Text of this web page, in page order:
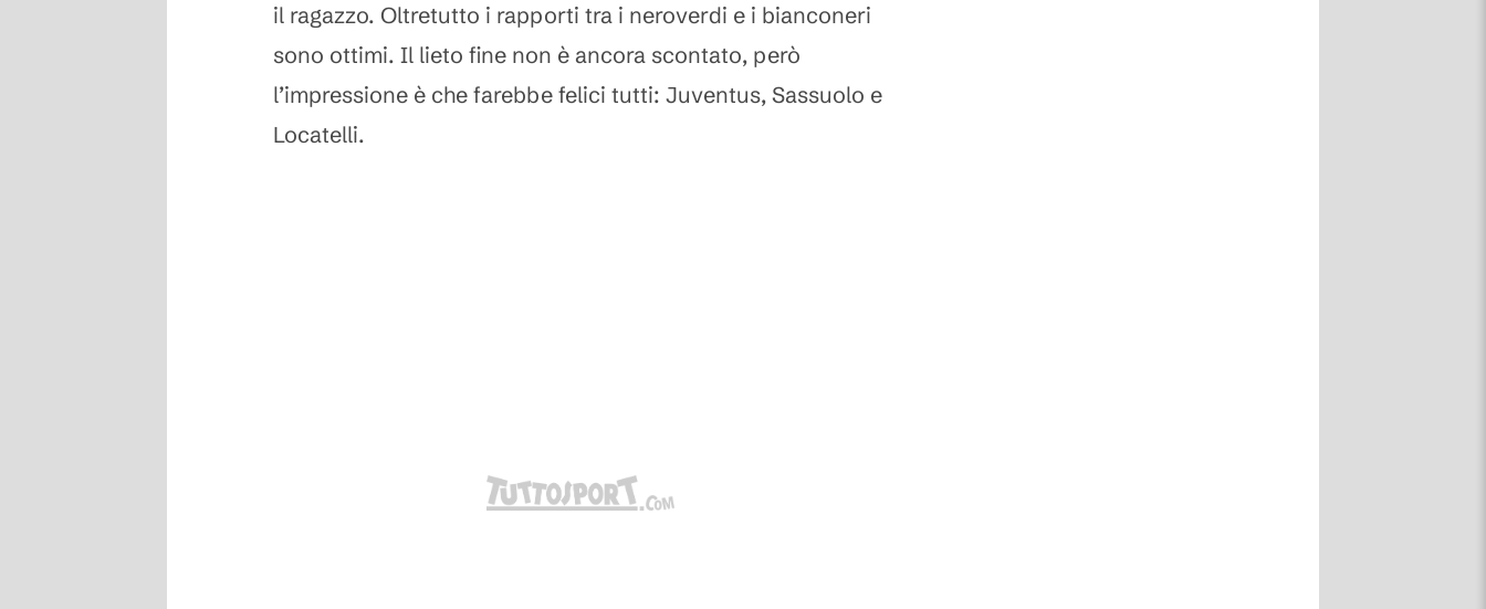
il ragazzo. Oltretutto i rapporti tra i neroverdi e i bianconeri
sono ottimi. Il lieto fine non è ancora scontato, però
l’impressione è che farebbe felici tutti: Juventus, Sassuolo e
Locatelli.